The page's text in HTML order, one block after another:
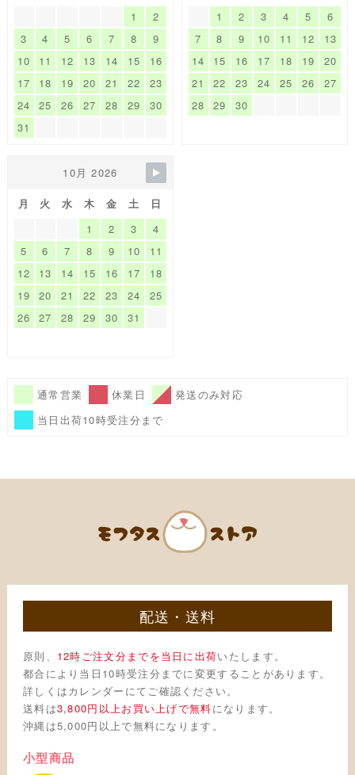
1
2
3
4 5 6 7 8
9
10
11 12 13 14 15
16
17
18 19 20 21 22
23
24
25 26 27 28 29
30
31
1
2 3 4 5
6
7
8 9 10 11 12
13
14
15 16 17 18 19
20
21
22 23 24 25 26
27
28
29 30
10月 2026
月 火 水 木 金 土
日
1
2 3
4
5
6 7 8 9 10
11
12
13 14 15 16 17
18
19
20 21 22 23 24
25
26
27 28 29 30 31
通常営業 休業日
発送のみ対応
当日出荷10時受注分まで
配送・送料
原則、 12時ご注文分までを当日に出荷いたします。
都合により当日10時受注分までに変更することがあります。
詳しくはカレンダーにてご確認ください。
送料は3,800円以上お買い上げで無料になります。
沖縄は5,000円以上で無料になります。
小型商品